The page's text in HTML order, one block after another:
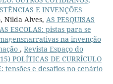
E INVENÇÕES
Nilda Alves, AS PESQUISAS
ESCOLAS: pistas para se
na invenção
, Revista Espaço do
POLÍTICAS DE CURRÍCULO
tensões e desafios no cenário